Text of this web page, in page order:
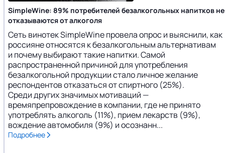
SimpleWine: 89% потребителей безалкогольных напитков не
отказываются от алкоголя
Сеть винотек SimpleWine провела опрос и выяснили, как
россияне относятся к безалкогольным альтернативам
и почему выбирают такие напитки. Самой
распространенной причиной для употребления
безалкогольной продукции стало личное желание
респондентов отказаться от спиртного (25%).
Среди других значимых мотиваций —
времяпрепровождение в компании, где не принято
употреблять алкоголь (11%), прием лекарств (9%),
вождение автомобиля (9%) и осознанн...
Подробнее